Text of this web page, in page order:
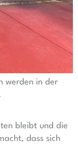
werden in der
bleibt und die
dass sich